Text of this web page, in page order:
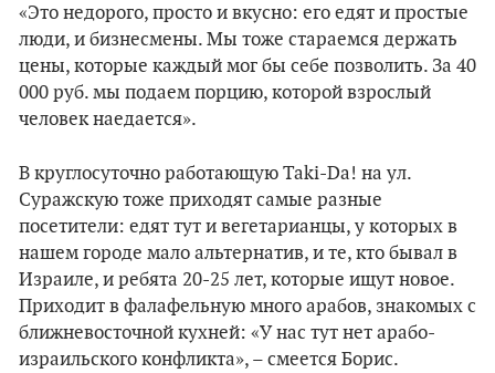
«Это недорого, просто и вкусно: его едят и простые
люди, и бизнесмены. Мы тоже стараемся держать
цены, которые каждый мог бы себе позволить. За 40
000 руб. мы подаем порцию, которой взрослый
человек наедается».
В круглосуточно работающую Taki-Da! на ул.
Суражскую тоже приходят самые разные
посетители: едят тут и вегетарианцы, у которых в
нашем городе мало альтернатив, и те, кто бывал в
Израиле, и ребята 20-25 лет, которые ищут новое.
Приходит в фалафельную много арабов, знакомых с
ближневосточной кухней: «У нас тут нет арабо-
израильского конфликта», – смеется Борис.